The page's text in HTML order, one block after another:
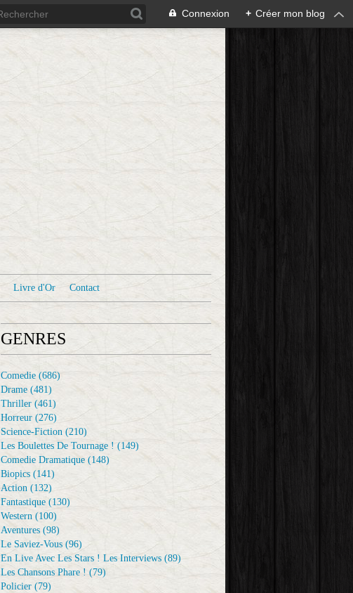
Connexion + Créer mon blog
Livre d'Or Contact
GENRES
Comedie (686)
Drame (481)
Thriller (461)
Horreur (276)
Science-Fiction (210)
Les Boulettes De Tournage ! (149)
Comedie Dramatique (148)
Biopics (141)
Action (132)
Fantastique (130)
Western (100)
Aventures (98)
Le Saviez-Vous (96)
En Live Avec Les Stars ! Les Interviews (89)
Les Chansons Phare ! (79)
Policier (79)